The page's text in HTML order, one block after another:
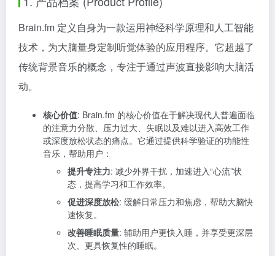
Brain.fm 定义自身为一款运用神经科学原理和人工智能
技术，为大脑量身定制听觉体验的应用程序。它超越了
传统背景音乐的概念，专注于通过声波直接影响大脑活
动。
核心价值: Brain.fm 的核心价值在于解决现代人普遍面临
的注意力分散、压力过大、失眠以及难以进入高效工作
或深度放松状态的痛点。它通过提供科学验证的功能性
音乐，帮助用户：
提升专注力: 减少外界干扰，加速进入“心流”状
态，提高学习和工作效率。
促进深度放松: 缓解日常压力和焦虑，帮助大脑快
速恢复。
改善睡眠质量: 辅助用户更快入睡，并享受更深层
次、更具恢复性的睡眠。